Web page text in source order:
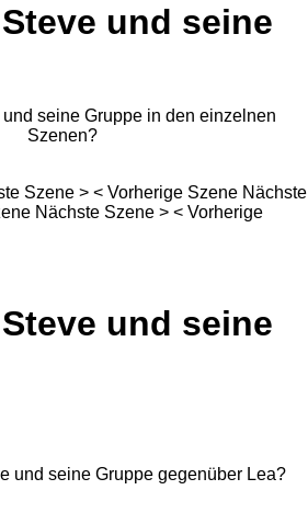
und seine
seine Gruppe in den einzelnen
Szenen?
Szene > < Vorherige Szene Nächste
Nächste Szene > < Vorherige
und seine
und seine Gruppe gegenüber Lea?